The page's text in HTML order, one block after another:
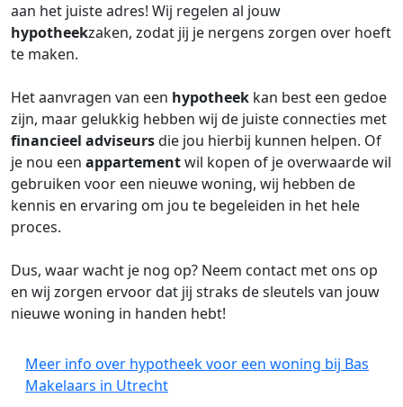
aan het juiste adres! Wij regelen al jouw
hypotheekzaken, zodat jij je nergens zorgen over hoeft
te maken.
Het aanvragen van een hypotheek kan best een gedoe
zijn, maar gelukkig hebben wij de juiste connecties met
financieel adviseursdie jou hierbij kunnen helpen. Of
je nou een appartementwil kopen of je overwaarde wil
gebruiken voor een nieuwe woning, wij hebben de
kennis en ervaring om jou te begeleiden in het hele
proces.
Dus, waar wacht je nog op? Neem contact met ons op
en wij zorgen ervoor dat jij straks de sleutels van jouw
nieuwe woning in handen hebt!
Meer info over hypotheek voor een woning bij Bas
Makelaars in Utrecht